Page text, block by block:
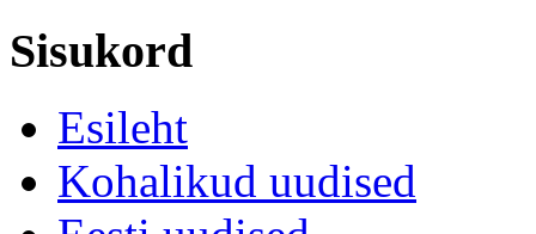
Sisukord
Esileht
Kohalikud uudised